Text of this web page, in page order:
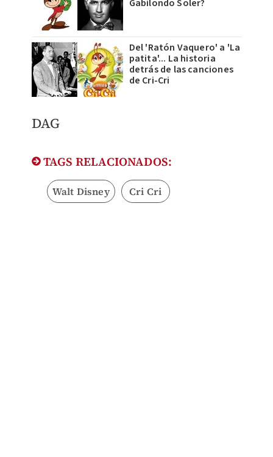
Gabilondo Soler?
Del 'Ratón Vaquero' a 'La
patita'... La historia
detrás de las canciones
de Cri-Cri
DAG
TAGS RELACIONADOS:
Walt Disney Cri Cri